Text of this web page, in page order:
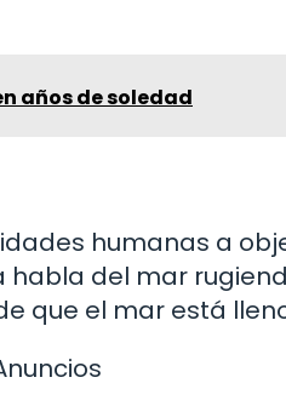
años de soledad
humanas a
del mar
que el mar está